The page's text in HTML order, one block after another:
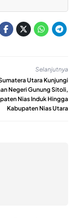
Selanjutnya
Utara Kunjungi
Negeri Gunung Sitoli,
Nias Induk Hingga
Kabupaten Nias Utara